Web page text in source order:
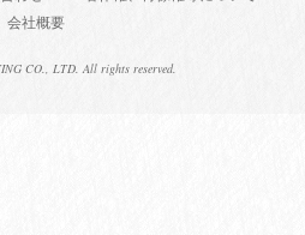
会社概要
CO., LTD. All rights reserved.